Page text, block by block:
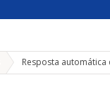
Resposta automática